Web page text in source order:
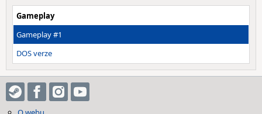
Gameplay
Gameplay #1
DOS verze